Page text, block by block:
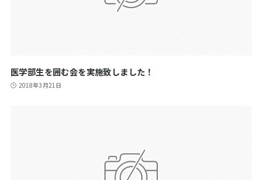
医学部生を囲む会を実施致しました！
2018年3月21日